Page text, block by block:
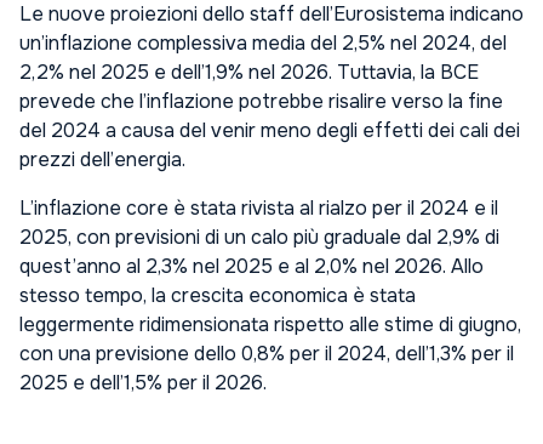
Le nuove proiezioni dello staff dell’Eurosistema indicano
un’inflazione complessiva media del 2,5% nel 2024, del
2,2% nel 2025 e dell’1,9% nel 2026. Tuttavia, la BCE
prevede che l’inflazione potrebbe risalire verso la fine
del 2024 a causa del venir meno degli effetti dei cali dei
prezzi dell’energia.
L’inflazione core è stata rivista al rialzo per il 2024 e il
2025, con previsioni di un calo più graduale dal 2,9% di
quest’anno al 2,3% nel 2025 e al 2,0% nel 2026. Allo
stesso tempo, la crescita economica è stata
leggermente ridimensionata rispetto alle stime di giugno,
con una previsione dello 0,8% per il 2024, dell’1,3% per il
2025 e dell’1,5% per il 2026.